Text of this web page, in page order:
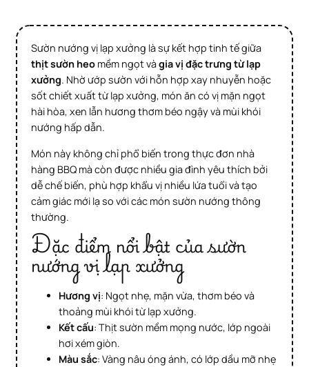
Sườn nướng vị lạp xưởng là sự kết hợp tinh tế giữa
thịt sườn heo mềm ngọt vàgia vị đặc trưng từ lạp
xưởng. Nhờ ướp sườn với hỗn hợp xay nhuyễn hoặc
sốt chiết xuất từ lạp xưởng, món ăn có vị mặn ngọt
hài hòa, xen lẫn hương thơm béo ngậy và mùi khói
nướng hấp dẫn.
Món này không chỉ phổ biến trong thực đơn nhà
hàng BBQ mà còn được nhiều gia đình yêu thích bởi
dễ chế biến, phù hợp khẩu vị nhiều lứa tuổi và tạo
cảm giác mới lạ so với các món sườn nướng thông
thường.
Đặc điểm nổi bật của sườn
nướng vị lạp xưởng
Hương vị: Ngọt nhẹ, mặn vừa, thơm béo và
thoảng mùi khói từ lạp xưởng.
Kết cấu: Thịt sườn mềm mọng nước, lớp ngoài
hơi xém giòn.
Màu sắc: Vàng nâu óng ánh, có lớp dầu mỡ nhẹ